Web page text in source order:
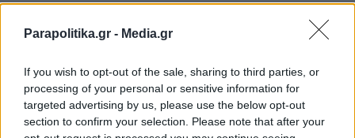
Parapolitika.gr - Media.gr
If you wish to opt-out of the sale, sharing to third parties, or
processing of your personal or sensitive information for
targeted advertising by us, please use the below opt-out
section to confirm your selection. Please note that after your
parapolitika.gr στο Google
News για άμεση και έγκυρη
ενημέρωση